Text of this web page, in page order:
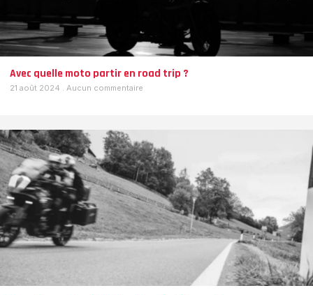
Avec quelle moto partir en road trip ?
21 août 2024 Aucun commentaire